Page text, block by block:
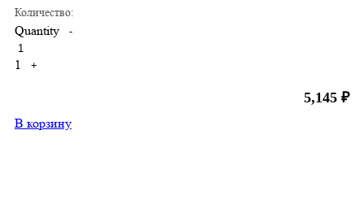
Количество:
Quantity -
1 +
5,145 ₽
В корзину